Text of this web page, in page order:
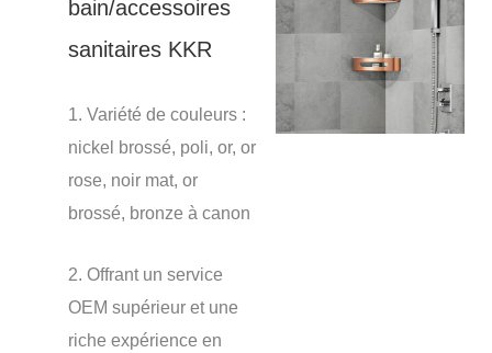
bain/accessoires
sanitaires KKR
1. Variété de couleurs :
nickel brossé, poli, or, or
rose, noir mat, or
brossé, bronze à canon
2. Offrant un service
OEM supérieur et une
riche expérience en